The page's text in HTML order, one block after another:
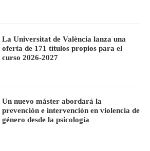
La Universitat de València lanza una
oferta de 171 títulos propios para el
curso 2026-2027
Un nuevo máster abordará la
prevención e intervención en violencia de
género desde la psicología